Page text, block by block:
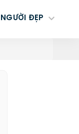
NGƯỜI ĐẸP